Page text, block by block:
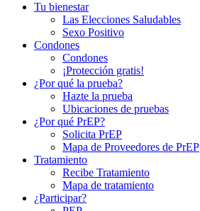
Tu bienestar
Las Elecciones Saludables
Sexo Positivo
Condones
Condones
¡Protección gratis!
¿Por qué la prueba?
Hazte la prueba
Ubicaciones de pruebas
¿Por qué PrEP?
Solicita PrEP
Mapa de Proveedores de PrEP
Tratamiento
Recibe Tratamiento
Mapa de tratamiento
¿Participar?